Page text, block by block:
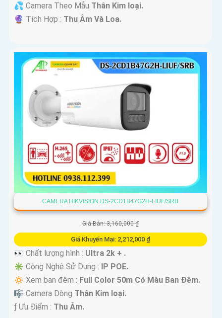
💦 Camera Theo Mẫu Thân Kim loại.
️🔮 Tích Hợp : Thu Âm Và Loa.
CAMERA HIKVISION DS-2CD1B47G2H-LIUF/SRB
Giá Bán: 3,160,000 ₫
Giá Khuyến Mại: 2,212,000 ₫
️
👀 Chất lượng hình : Ultra 2k + .
✳️ Công Nghệ Sử Dụng : IP POE.
🔅 Xem ban đêm : Full Color 50m Có Màu Ban Ðêm.
🎼️ Camera Dòng Thân Kim loại.
️ƒ Ưu Điểm : Thu Âm.